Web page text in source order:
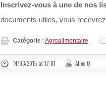
Inscrivez-vous à une de nos
documents utiles, vous
Catégorie : Agroalimentaire
14/03/2015 at 17:01 Alice O